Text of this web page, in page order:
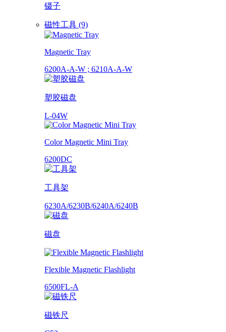
镊子
磁性工具 (9)
Magnetic Tray
6200A-A-W ; 6210A-A-W
塑胶磁盘
L-04W
Color Magnetic Mini Tray
6200DC
工具架
6230A/6230B/6240A/6240B
磁盘
Flexible Magnetic Flashlight
6500FL-A
磁铁尺